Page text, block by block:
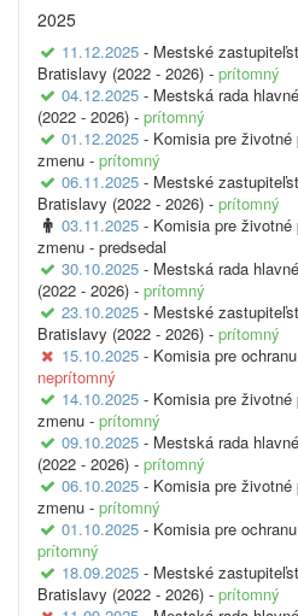
2025
11.12.2025 - Mestské
Bratislavy (2022 - 2026) - prítomný
04.12.2025 - Mestská rada
(2022 - 2026) - prítomný
01.12.2025 - Komisia pre
zmenu - prítomný
06.11.2025 - Mestské
Bratislavy (2022 - 2026) - prítomný
03.11.2025 - Komisia pre
zmenu - predsedal
30.10.2025 - Mestská rada
(2022 - 2026) - prítomný
23.10.2025 - Mestské
Bratislavy (2022 - 2026) - prítomný
15.10.2025 - Komisia pre
neprítomný
14.10.2025 - Komisia pre
zmenu - prítomný
09.10.2025 - Mestská rada
(2022 - 2026) - prítomný
06.10.2025 - Komisia pre
zmenu - prítomný
01.10.2025 - Komisia pre
prítomný
18.09.2025 - Mestské
Bratislavy (2022 - 2026) - prítomný